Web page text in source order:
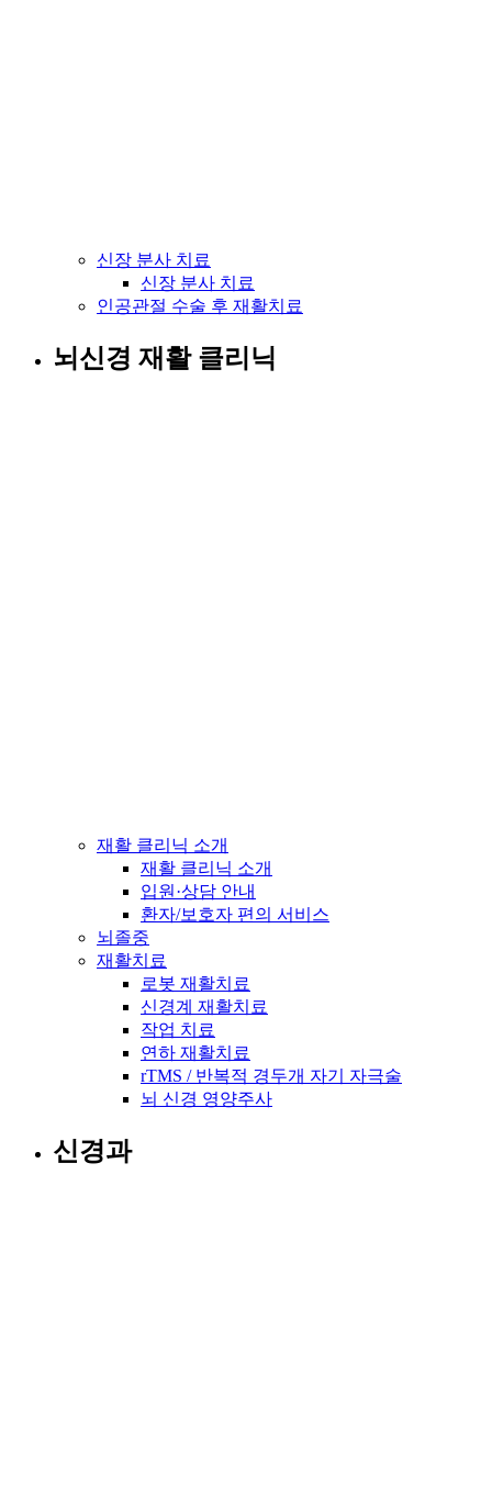
신장 분사 치료
신장 분사 치료
인공관절 수술 후 재활치료
뇌신경 재활 클리닉
재활 클리닉 소개
재활 클리닉 소개
입원·상담 안내
환자/보호자 편의 서비스
뇌졸중
재활치료
로봇 재활치료
신경계 재활치료
작업 치료
연하 재활치료
rTMS / 반복적 경두개 자기 자극술
뇌 신경 영양주사
신경과